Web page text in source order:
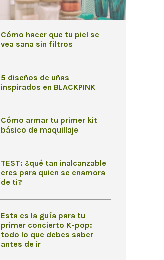
Cómo hacer que tu piel se
vea sana sin filtros
5 diseños de uñas
inspirados en BLACKPINK
Cómo armar tu primer kit
básico de maquillaje
TEST: ¿qué tan inalcanzable
eres para quien se enamora
de ti?
Esta es la guía para tu
primer concierto K-pop:
todo lo que debes saber
antes de ir